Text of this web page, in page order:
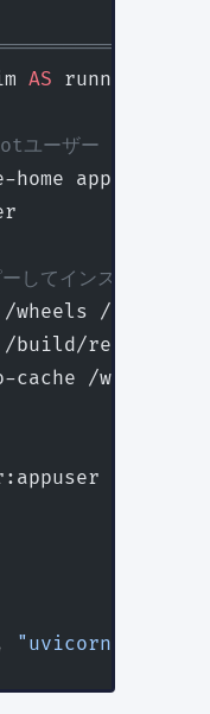
AS runner
ユーザー
appuser
してインストール
/wheels
/build/
/wheels/*
. .
"uvicorn"